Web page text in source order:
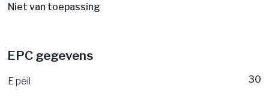
Niet van toepassing
EPC gegevens
E peil 30